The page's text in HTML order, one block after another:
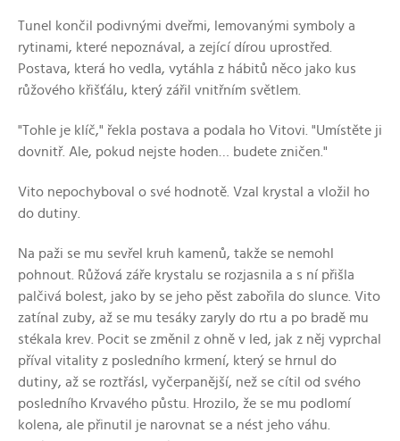
Tunel končil podivnými dveřmi, lemovanými symboly a
rytinami, které nepoznával, a zející dírou uprostřed.
Postava, která ho vedla, vytáhla z hábitů něco jako kus
růžového křišťálu, který zářil vnitřním světlem.
"Tohle je klíč," řekla postava a podala ho Vitovi. "Umístěte ji
dovnitř. Ale, pokud nejste hoden… budete zničen."
Vito nepochyboval o své hodnotě. Vzal krystal a vložil ho
do dutiny.
Na paži se mu sevřel kruh kamenů, takže se nemohl
pohnout. Růžová záře krystalu se rozjasnila a s ní přišla
palčivá bolest, jako by se jeho pěst zabořila do slunce. Vito
zatínal zuby, až se mu tesáky zaryly do rtu a po bradě mu
stékala krev. Pocit se změnil z ohně v led, jak z něj vyprchal
příval vitality z posledního krmení, který se hrnul do
dutiny, až se roztřásl, vyčerpanější, než se cítil od svého
posledního Krvavého půstu. Hrozilo, že se mu podlomí
kolena, ale přinutil je narovnat se a nést jeho váhu.